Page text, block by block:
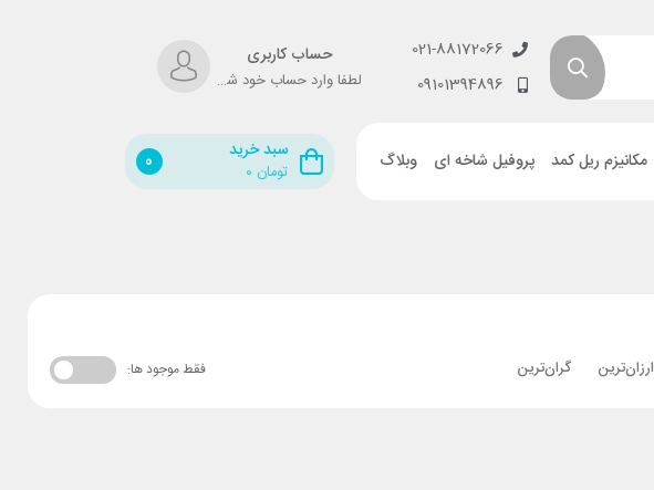
021-88172066
09101394896
حساب کاربری
لطفا وارد حساب خود شوید!
مکانیزم ریل کمد پروفیل شاخه ای وبلاگ سبد خرید
۰ تومان 0
ارزان‌ترین گران‌ترین فقط موجود ها: